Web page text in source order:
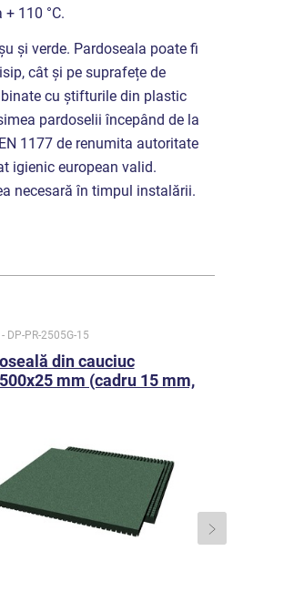
110 °C.
și verde. Pardoseala poate fi
cât și pe suprafețe de
cu știfturile din plastic
pardoselii începând de la
1177 de renumita autoritate
igienic european valid.
necesară în timpul instalării.
DP-PR-2505G-15
din cauciuc
mm (cadru 15 mm,